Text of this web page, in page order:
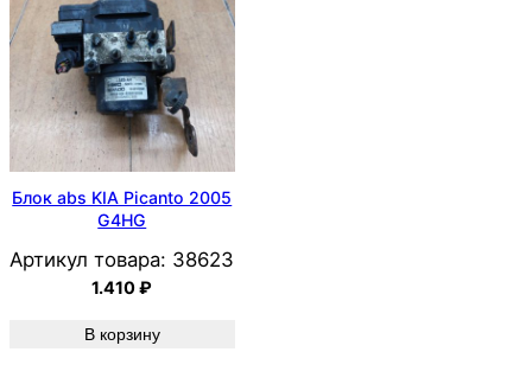
Блок abs KIA Picanto 2005
G4HG
Артикул товара: 38623
1.410₽
В корзину